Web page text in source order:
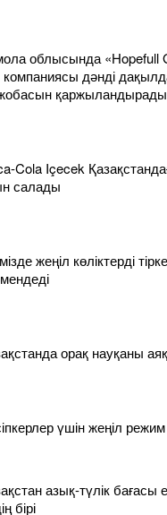
облысында «Hopefull
компаниясы дәнді
қаржыландырады
Cola Içecek
салады
жеңіл көліктерді
орақ науқаны
үшін жеңіл
азық-түлік бағасы
бірі